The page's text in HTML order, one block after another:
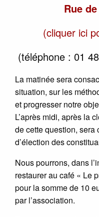
Rue
(cliquer ici
(téléphone : 01
La matinée sera
situation, sur les
et progresser notre
L’après midi, après la
de cette question,
d’élection des
Nous pourrons, dans
restaurer au café « Le
pour la somme de 10
par l’association.